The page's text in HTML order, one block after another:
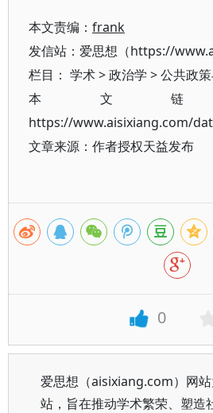
本文责编： frank
发信站：爱思想（https://
栏目： 学术>政治学 >公共政
本文链
https://www.aisixiang.com/
文章来源：作者授权天益发布
0
爱思想（aisixiang.com）网
站，旨在推动学术繁荣、塑造